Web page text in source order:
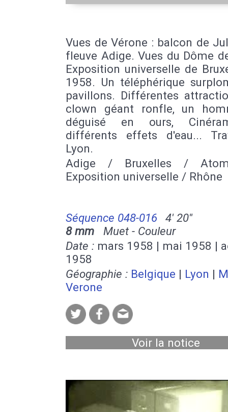
Vues de Vérone : balcon de
fleuve Adige. Vues du Dôme
Exposition universelle de
1958. Un téléphérique
pavillons. Différentes
clown géant ronfle, un
déguisé en ours,
différents effets d'eau...
Lyon.
Adige / Bruxelles /
Exposition universelle / Rhône
Séquence 048-016
4' 20''
8 mm Muet - Couleur
Date : mars 1958 | mai 1958 |
1958
Géographie : Belgique | Lyon |
Verone
Voir la notice